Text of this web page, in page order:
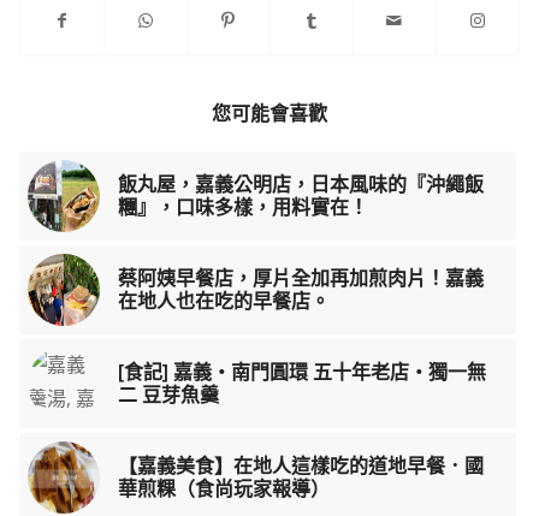
您可能會喜歡
飯丸屋，嘉義公明店，日本風味的『沖繩飯
糰』，口味多樣，用料實在！
蔡阿姨早餐店，厚片全加再加煎肉片！嘉義
在地人也在吃的早餐店。
[食記] 嘉義‧南門圓環 五十年老店‧獨一無
二 豆芽魚羹
【嘉義美食】在地人這樣吃的道地早餐．國
華煎粿（食尚玩家報導）